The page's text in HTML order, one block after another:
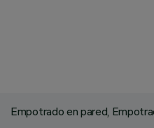
Empotrado en pared,